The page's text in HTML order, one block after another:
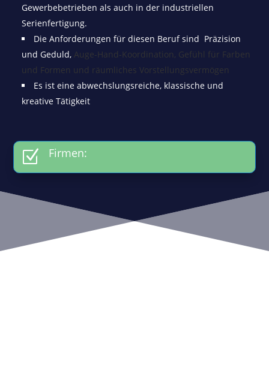
Gewerbebetrieben als auch in der industriellen
Serienfertigung.
Die Anforderungen für diesen Beruf sind Präzision
und Geduld,Auge-Hand-Koordination, Gefühl für Farben
und Formen und räumliches Vorstellungsvermögen
Es ist eine abwechslungsreiche, klassische und
kreative Tätigkeit
Z Firmen: